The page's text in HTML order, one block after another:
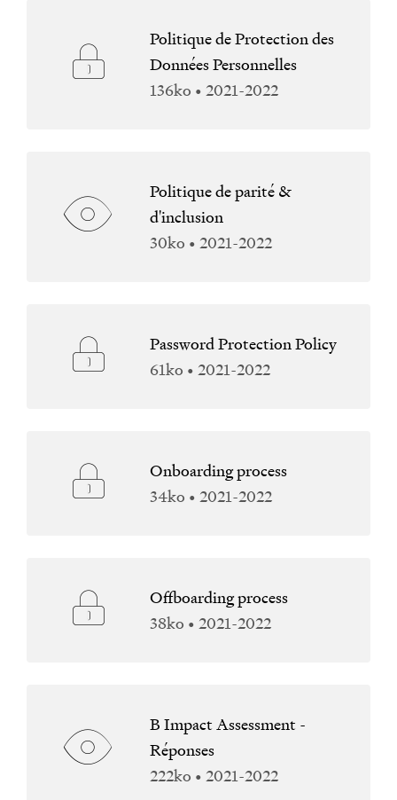
Politique de Protection des
Données Personnelles
136ko • 2021-2022
Politique de parité &
d'inclusion
30ko • 2021-2022
Password Protection Policy
61ko • 2021-2022
Onboarding process
34ko • 2021-2022
Offboarding process
38ko • 2021-2022
B Impact Assessment -
Réponses
222ko • 2021-2022